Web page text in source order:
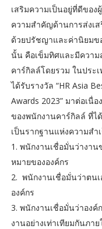
เสริมความเป็นอยู่ที่ดีขอ
ความสำคัญด้านการส่งเ
ด้วยปรัชญาและค่านิยมขอ
นั้น คือเข็มทิศและมีความ
คาร์กิลล์โดยรวม ในประ
ได้รับรางวัล “HR Asia
Awards 2023” มาต่อเนื่
ของพนักงานคาร์กิลล์ ที่ไ
เป็นรากฐานแห่งความสำ
1. พนักงานเชื่อมั่นว่างา
หมายขององค์กร
2. พนักงานเชื่อมั่นว่าตน
องค์กร
3. พนักงานเชื่อมั่นว่าองค์
งานอย่างเท่าเทียมกันภา